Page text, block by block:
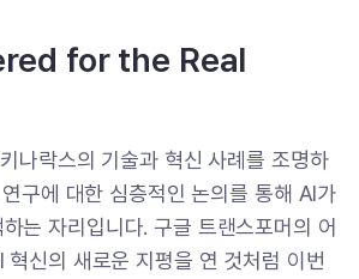
for the Real
나락스의 기술과 혁신 사례를 조명하
구에 대한 심층적인 논의를 통해 AI가
는 자리입니다. 구글 트랜스포머의 어
혁신의 새로운 지평을 연 것처럼 이번